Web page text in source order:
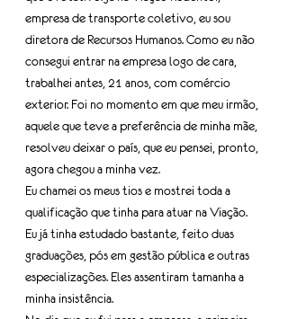
empresa de transporte coletivo, eu sou
diretora de Recursos Humanos. Como eu não
consegui entrar na empresa logo de cara,
trabalhei antes, 21 anos, com comércio
exterior. Foi no momento em que meu irmão,
aquele que teve a preferência de minha mãe,
resolveu deixar o país, que eu pensei, pronto,
agora chegou a minha vez.
Eu chamei os meus tios e mostrei toda a
qualificação que tinha para atuar na Viação.
Eu já tinha estudado bastante, feito duas
graduações, pós em gestão pública e outras
especializações. Eles assentiram tamanha a
minha insistência.